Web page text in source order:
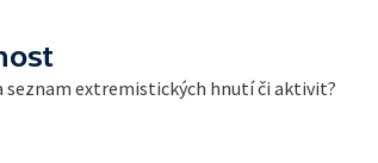
extremistických hnutí či aktivit?